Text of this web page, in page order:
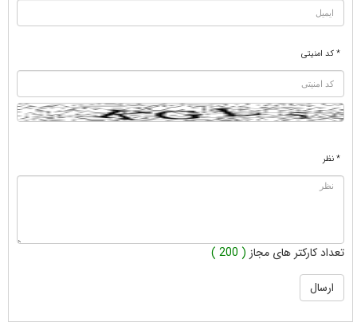
* کد امنیتی
* نظر
تعداد کارکتر های مجاز ( 200 )